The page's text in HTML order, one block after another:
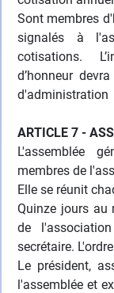
Sont membres
signalés à
cotisations.
d’honneur
d'administration
ARTICLE 7 -
L'assemblée
membres de
Elle se réunit
Quinze jours au
de
secrétaire.
Le président,
l'assemblée et